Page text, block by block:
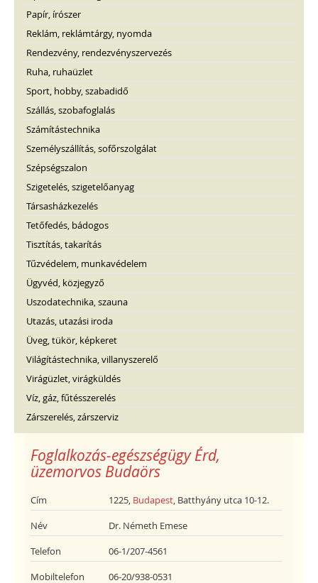
Papír, írószer
Reklám, reklámtárgy, nyomda
Rendezvény, rendezvényszervezés
Ruha, ruhaüzlet
Sport, hobby, szabadidő
Szállás, szobafoglalás
Számítástechnika
Személyszállítás, sofőrszolgálat
Szépségszalon
Szigetelés, szigetelőanyag
Társasházkezelés
Tetőfedés, bádogos
Tisztítás, takarítás
Tűzvédelem, munkavédelem
Ügyvéd, közjegyző
Uszodatechnika, szauna
Utazás, utazási iroda
Üveg, tükör, képkeret
Világítástechnika, villanyszerelő
Virágüzlet, virágküldés
Víz, gáz, fűtésszerelés
Zárszerelés, zárszerviz
Foglalkozás-egészségügy Érd,
üzemorvos Budaörs
Cím 1225, Budapest , Batthyány utca 10-12.
Név Dr. Németh Emese
Telefon 06-1/207-4561
Mobiltelefon 06-20/938-0531